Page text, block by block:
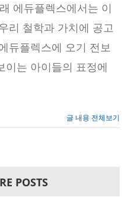
에듀플렉스에서는 이
리 철학과 가치에 공고
듀플렉스에 오기 전보
이는 아이들의 표정에
글 내용 전체보기
POSTS